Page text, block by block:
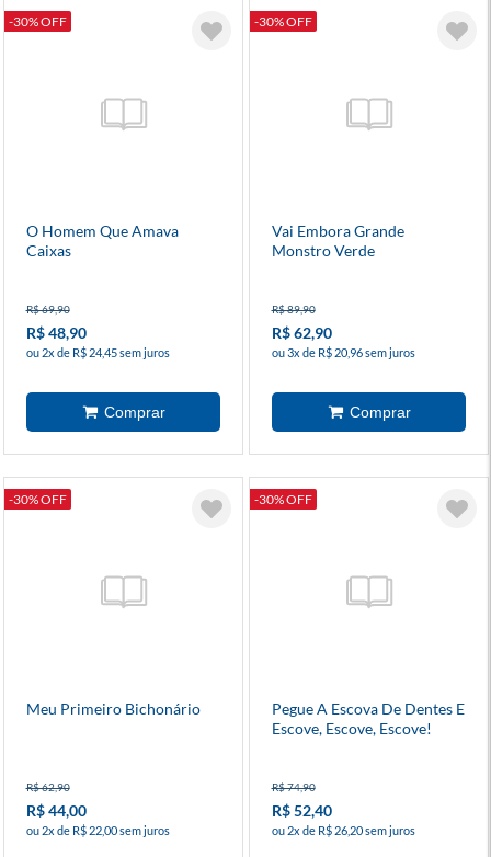
-30% OFF
O Homem Que Amava
Caixas
R$ 69,90
R$ 48,90
ou 2x de R$ 24,45 sem juros
-30% OFF
Vai Embora Grande
Monstro Verde
R$ 89,90
R$ 62,90
ou 3x de R$ 20,96 sem juros
-30% OFF
Meu Primeiro Bichonário
R$ 62,90
R$ 44,00
ou 2x de R$ 22,00 sem juros
-30% OFF
Pegue A Escova De Dentes E
Escove, Escove, Escove!
R$ 74,90
R$ 52,40
ou 2x de R$ 26,20 sem juros